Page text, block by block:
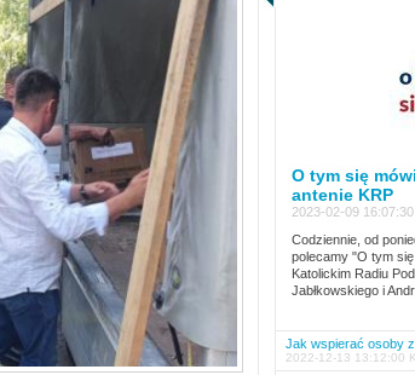
O tym się
antenie KRP
2023-02-09
Codziennie, od
polecamy "O tym
Katolickim Radiu
Jabłkowskiego i
Jak wspierać osoby z
2022-12-13 13:12:00